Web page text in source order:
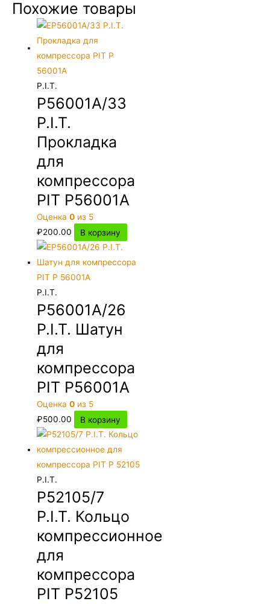
Похожие товары
P.I.T.
P56001A/33
P.I.T.
Прокладка
для
компрессора
PIT P56001A
Оценка0 из 5
₽200.00 В корзину
P.I.T.
P56001A/26
P.I.T. Шатун
для
компрессора
PIT P56001A
Оценка0 из 5
₽500.00 В корзину
P.I.T.
P52105/7
P.I.T. Кольцо
компрессионное
для
компрессора
PIT P52105